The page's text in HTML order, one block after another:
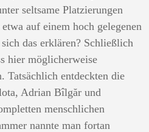
seltsame Platzierungen
auf einem hoch gelegenen
das erklären? Schließlich
hier möglicherweise
Tatsächlich entdeckten die
Adrian Bîlgăr und
menschlichen
nannte man fortan